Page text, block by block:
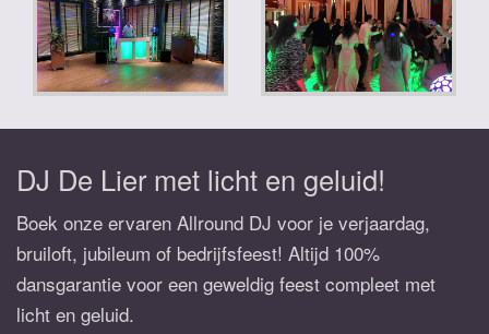
DJ De Lier met licht en geluid!
Boek onze ervaren Allround DJ voor je verjaardag,
bruiloft, jubileum of bedrijfsfeest! Altijd 100%
dansgarantie voor een geweldig feest compleet met
licht en geluid.